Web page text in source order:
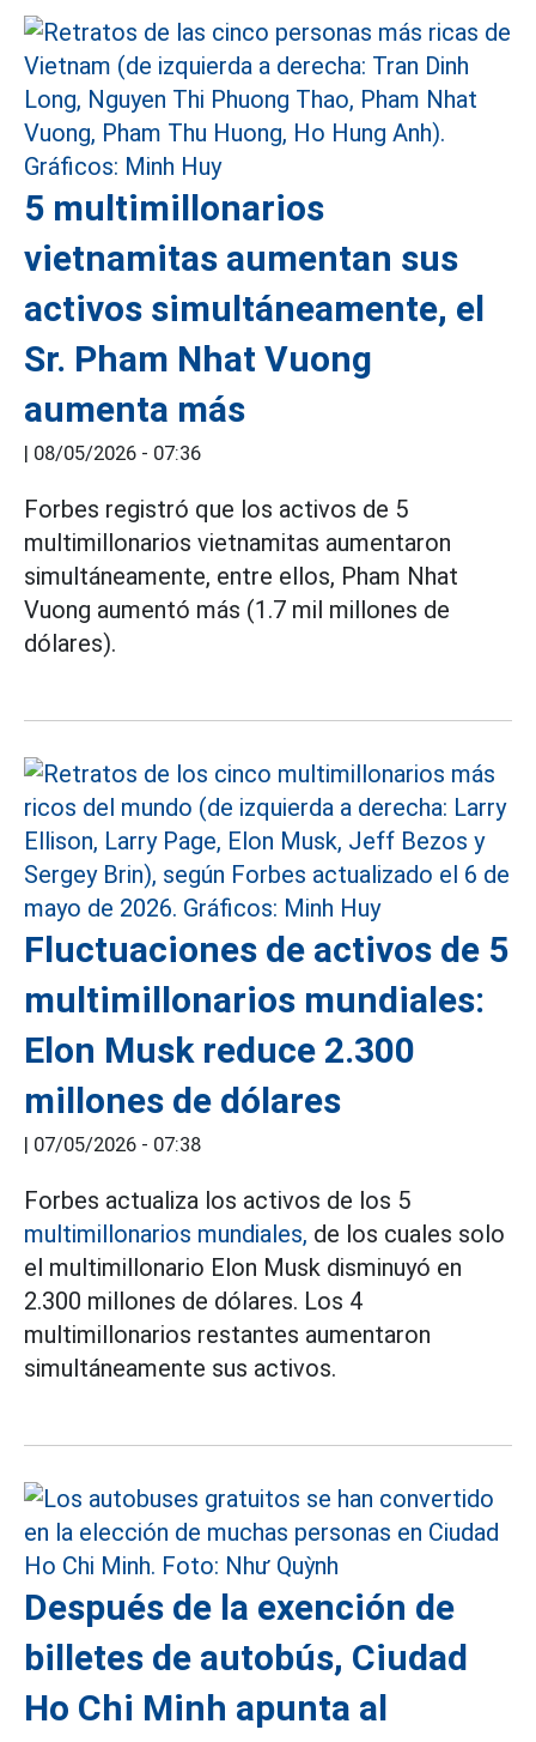
5 multimillonarios
vietnamitas aumentan sus
activos simultáneamente, el
Sr. Pham Nhat Vuong
aumenta más
| 08/05/2026 - 07:36
Forbes registró que los activos de 5
multimillonarios vietnamitas aumentaron
simultáneamente, entre ellos, Pham Nhat
Vuong aumentó más (1.7 mil millones de
dólares).
Fluctuaciones de activos de 5
multimillonarios mundiales:
Elon Musk reduce 2.300
millones de dólares
| 07/05/2026 - 07:38
Forbes actualiza los activos de los 5
multimillonarios mundiales, de los cuales solo
el multimillonario Elon Musk disminuyó en
2.300 millones de dólares. Los 4
multimillonarios restantes aumentaron
simultáneamente sus activos.
Después de la exención de
billetes de autobús, Ciudad
Ho Chi Minh apunta al